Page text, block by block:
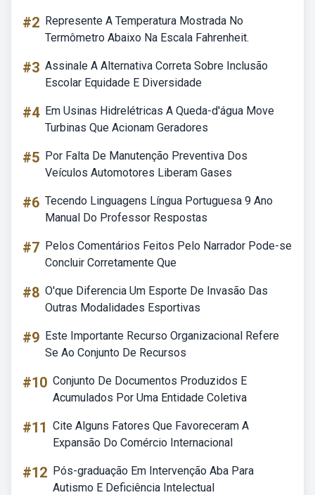
#2 Represente A Temperatura Mostrada No
Termômetro Abaixo Na Escala Fahrenheit.
#3 Assinale A Alternativa Correta Sobre Inclusão
Escolar Equidade E Diversidade
#4 Em Usinas Hidrelétricas A Queda-d'água Move
Turbinas Que Acionam Geradores
#5 Por Falta De Manutenção Preventiva Dos
Veículos Automotores Liberam Gases
#6 Tecendo Linguagens Língua Portuguesa 9 Ano
Manual Do Professor Respostas
#7 Pelos Comentários Feitos Pelo Narrador Pode-se
Concluir Corretamente Que
#8 O'que Diferencia Um Esporte De Invasão Das
Outras Modalidades Esportivas
#9 Este Importante Recurso Organizacional Refere
Se Ao Conjunto De Recursos
#10 Conjunto De Documentos Produzidos E
Acumulados Por Uma Entidade Coletiva
#11 Cite Alguns Fatores Que Favoreceram A
Expansão Do Comércio Internacional
#12 Pós-graduação Em Intervenção Aba Para
Autismo E Deficiência Intelectual